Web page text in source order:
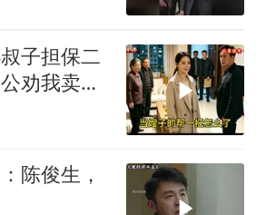
子担保二
劝我卖房
陈俊生，